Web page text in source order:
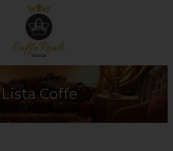
Lista Coffe